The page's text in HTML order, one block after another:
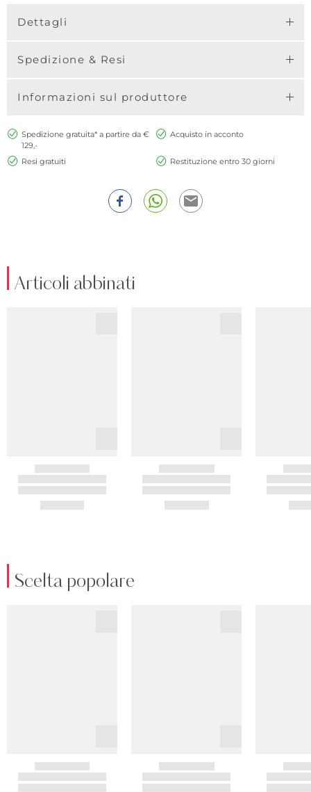
Dettagli
Spedizione & Resi
Informazioni sul produttore
Spedizione gratuita* a partire da €
129,-
Acquisto in acconto
Resi gratuiti Restituzione entro 30 giorni
Articoli abbinati
Scelta popolare